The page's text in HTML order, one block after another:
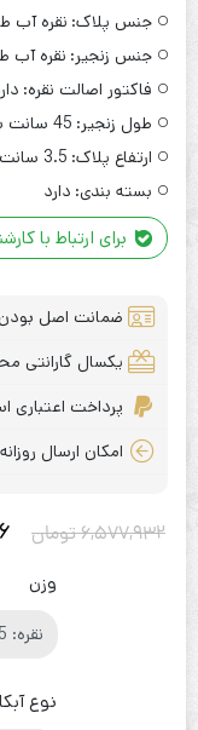
جنس پلاک: نقره آب
جنس زنجیر: نقره آب
فاکتور اصالت نقره:
طول زنجیر: 45 سانت باز شده
ارتفاع پلاک: 3.5 سانت
بسته بندی: دارد
برای ارتباط با
ضمانت اصل بودن
یکسال گارانتی
پرداخت
امکان ارسال
6,577,932تومان
وزن
نوع